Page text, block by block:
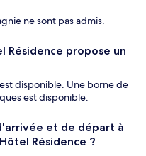
ne sont pas admis.
Résidence propose un
disponible. Une borne de
est disponible.
et de départ à
Résidence ?